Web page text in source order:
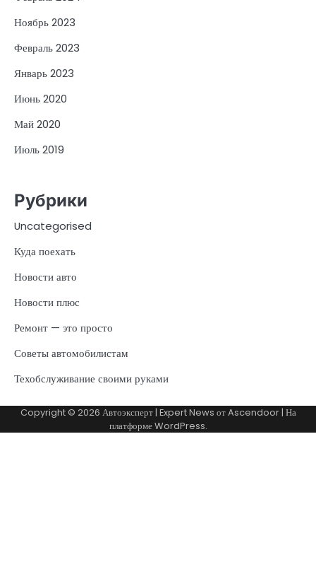
Ноябрь 2023
Февраль 2023
Январь 2023
Июнь 2020
Май 2020
Июль 2019
Рубрики
Uncategorised
Куда поехать
Новости авто
Новости плюс
Ремонт — это просто
Советы автомобилистам
Техобслуживание своими руками
Copyright © 2026 Автоэксперт| Expert News отAscendoor| На
платформеWordPress.